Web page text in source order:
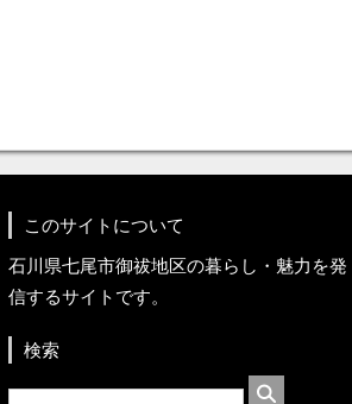
このサイトについて
石川県七尾市御祓地区の暮らし・魅力を発
信するサイトです。
検索